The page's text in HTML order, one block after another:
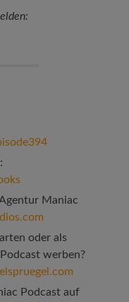
:
Maniac
oder als
werben?
Podcast auf